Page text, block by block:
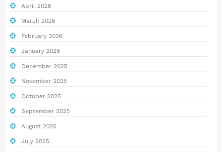
April 2026
March 2026
February 2026
January 2026
December 2025
November 2025
October 2025
September 2025
August 2025
July 2025